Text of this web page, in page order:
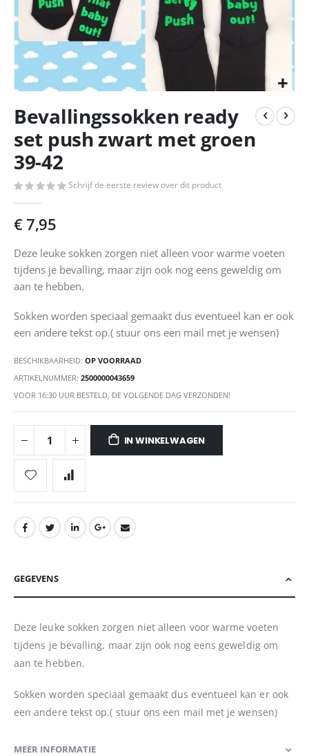
naar
het
begin
van
de
afbeeldingen-
Bevallingssokken ready
set push zwart met groen
39-42
Schrijf de eerste review over dit product
€ 7,95
Deze leuke sokken zorgen niet alleen voor warme voeten
tijdens je bevalling, maar zijn ook nog eens geweldig om
aan te hebben.
Sokken worden speciaal gemaakt dus eventueel kan er ook
een andere tekst op.( stuur ons een mail met je wensen)
BESCHIKBAARHEID: OP VOORRAAD
ARTIKELNUMMER 2500000043659
VOOR 16:30 UUR BESTELD, DE VOLGENDE DAG VERZONDEN!
IN WINKELWAGEN
GEGEVENS
Deze leuke sokken zorgen niet alleen voor warme voeten
tijdens je bevalling, maar zijn ook nog eens geweldig om
aan te hebben.
Sokken worden speciaal gemaakt dus eventueel kan er ook
een andere tekst op.( stuur ons een mail met je wensen)
MEER INFORMATIE